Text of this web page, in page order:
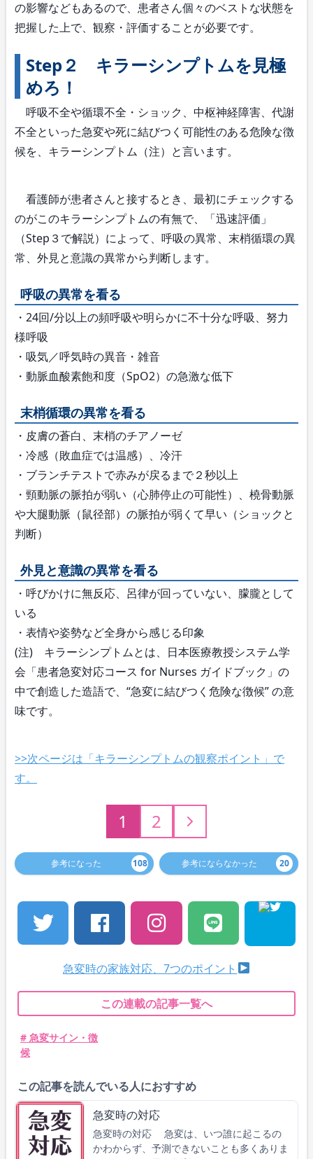
の影響などもあるので、患者さん個々のベストな状態を
把握した上で、観察・評価することが必要です。
Step２ キラーシンプトムを見極
めろ！
呼吸不全や循環不全・ショック、中枢神経障害、代謝
不全といった急変や死に結びつく可能性のある危険な徴
候を、キラーシンプトム（注）と言います。
看護師が患者さんと接するとき、最初にチェックする
のがこのキラーシンプトムの有無で、「迅速評価」
（Step３で解説）によって、呼吸の異常、末梢循環の異
常、外見と意識の異常から判断します。
呼吸の異常を看る
・24回/分以上の頻呼吸や明らかに不十分な呼吸、努力
様呼吸
・吸気／呼気時の異音・雑音
・動脈血酸素飽和度（SpO2）の急激な低下
末梢循環の異常を看る
・皮膚の蒼白、末梢のチアノーゼ
・冷感（敗血症では温感）、冷汗
・ブランチテストで赤みが戻るまで２秒以上
・頸動脈の脈拍が弱い（心肺停止の可能性）、橈骨動脈
や大腿動脈（鼠径部）の脈拍が弱くて早い（ショックと
判断）
外見と意識の異常を看る
・呼びかけに無反応、呂律が回っていない、朦朧として
いる
・表情や姿勢など全身から感じる印象
(注) キラーシンプトムとは、日本医療教授システム学
会「患者急変対応コース for Nurses ガイドブック」の
中で創造した造語で、“急変に結びつく危険な徴候” の意
味です。
>>次ページは「キラーシンプトムの観察ポイント」で
す。
1 2
参考になった 108 参考にならなかった 20
急変時の家族対応、7つのポイント
この連載の記事一覧へ
# 急変サイン・徴
候
この記事を読んでいる人におすすめ
急変時の対応
急変時の対応 急変は、いつ誰に起こるの
かわからず、予測できないことも多くありま